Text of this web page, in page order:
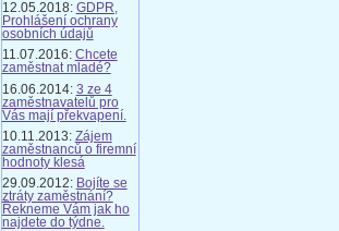
12.05.2018: GDPR,
Prohlášení ochrany
osobních údajů
11.07.2016: Chcete
zaměstnat mladé?
16.06.2014: 3 ze 4
zaměstnavatelů pro
Vás mají překvapení.
10.11.2013: Zájem
zaměstnanců o firemní
hodnoty klesá
29.09.2012: Bojíte se
ztráty zaměstnání?
Řekneme Vám jak ho
najdete do týdne.